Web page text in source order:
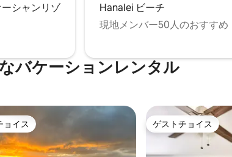
シャンリゾ
Hanalei ビーチ
現地メンバー50人のおすすめ
バケーションレンタル
ョイス
ョイス ゲストチョイス
ゲストチョイス